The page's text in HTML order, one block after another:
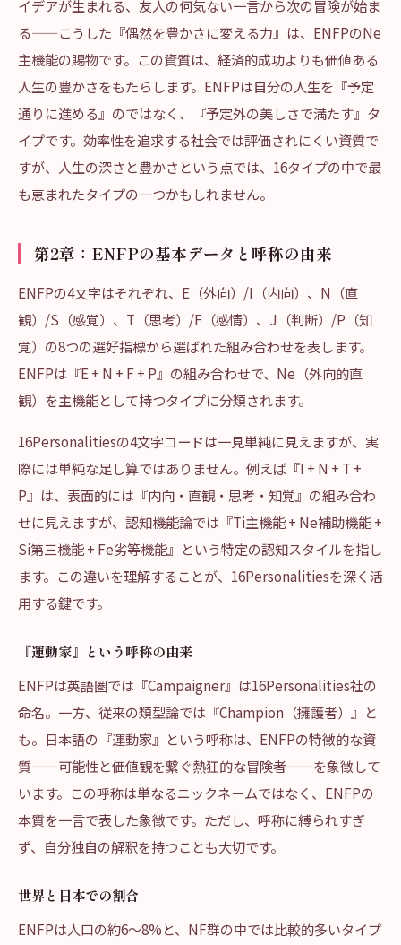
イデアが生まれる、友人の何気ない一言から次の冒険が始ま
る——こうした『偶然を豊かさに変える力』は、ENFPのNe
主機能の賜物です。この資質は、経済的成功よりも価値ある
人生の豊かさをもたらします。ENFPは自分の人生を『予定
通りに進める』のではなく、『予定外の美しさで満たす』タ
イプです。効率性を追求する社会では評価されにくい資質で
すが、人生の深さと豊かさという点では、16タイプの中で最
も恵まれたタイプの一つかもしれません。
第2章：ENFPの基本データと呼称の由来
ENFPの4文字はそれぞれ、E（外向）/I（内向）、N（直
観）/S（感覚）、T（思考）/F（感情）、J（判断）/P（知
覚）の8つの選好指標から選ばれた組み合わせを表します。
ENFPは『E + N + F + P』の組み合わせで、Ne（外向的直
観）を主機能として持つタイプに分類されます。
16Personalitiesの4文字コードは一見単純に見えますが、実
際には単純な足し算ではありません。例えば『I + N + T +
P』は、表面的には『内向・直観・思考・知覚』の組み合わ
せに見えますが、認知機能論では『Ti主機能 + Ne補助機能 +
Si第三機能 + Fe劣等機能』という特定の認知スタイルを指し
ます。この違いを理解することが、16Personalitiesを深く活
用する鍵です。
『運動家』という呼称の由来
ENFPは英語圏では『Campaigner』は16Personalities社の
命名。一方、従来の類型論では『Champion（擁護者）』と
も。日本語の『運動家』という呼称は、ENFPの特徴的な資
質——可能性と価値観を繋ぐ熱狂的な冒険者——を象徴して
います。この呼称は単なるニックネームではなく、ENFPの
本質を一言で表した象徴です。ただし、呼称に縛られすぎ
ず、自分独自の解釈を持つことも大切です。
世界と日本での割合
ENFPは人口の約6〜8%と、NF群の中では比較的多いタイプ